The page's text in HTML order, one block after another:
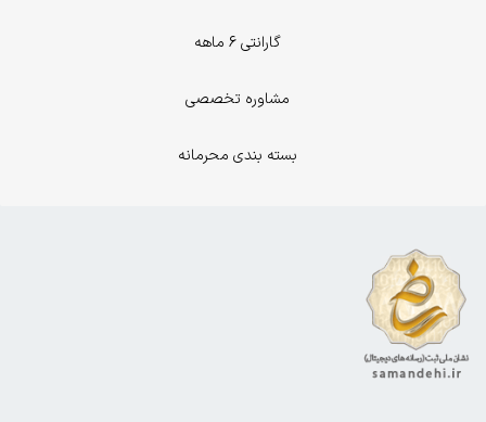
گارانتی 6 ماهه
مشاوره تخصصی
بسته بندی محرمانه